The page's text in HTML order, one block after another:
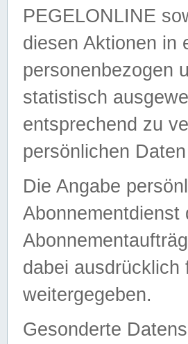
PEGELONLINE
diesen Aktionen in
personenbezogen
statistisch
entsprechend zu
persönlichen
Die Angabe
dabei
weitergegeben.
Gesonderte